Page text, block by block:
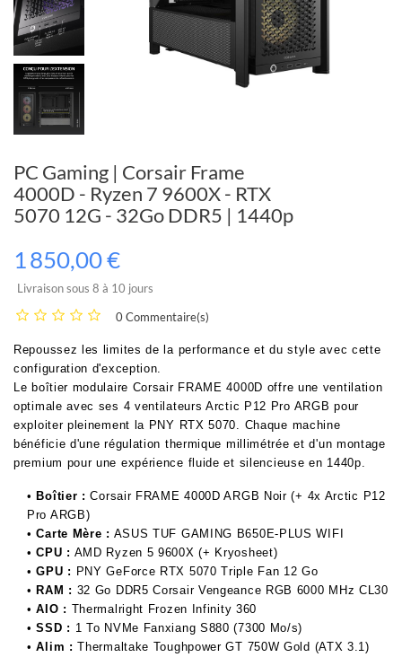
PC Gaming | Corsair Frame
4000D - Ryzen 7 9600X - RTX
5070 12G - 32Go DDR5 | 1440p
1 850,00 €
Livraison sous 8 à 10 jours
0 Commentaire(s)
Repoussez les limites de la performance et du style avec cette
configuration d'exception.
Le boîtier modulaire Corsair FRAME 4000D offre une ventilation
optimale avec ses 4 ventilateurs Arctic P12 Pro ARGB pour
exploiter pleinement la PNY RTX 5070. Chaque machine
bénéficie d'une régulation thermique millimétrée et d'un montage
premium pour une expérience fluide et silencieuse en 1440p.
• Boîtier : Corsair FRAME 4000D ARGB Noir (+ 4x Arctic P12
Pro ARGB)
•Carte Mère : ASUS TUF GAMING B650E-PLUS WIFI
•CPU : AMD Ryzen 5 9600X (+ Kryosheet)
•GPU : PNY GeForce RTX 5070 Triple Fan 12 Go
• RAM : 32 Go DDR5 Corsair Vengeance RGB 6000 MHz CL30
•AIO : Thermalright Frozen Infinity 360
•SSD : 1 To NVMe Fanxiang S880 (7300 Mo/s)
•Alim : Thermaltake Toughpower GT 750W Gold (ATX 3.1)